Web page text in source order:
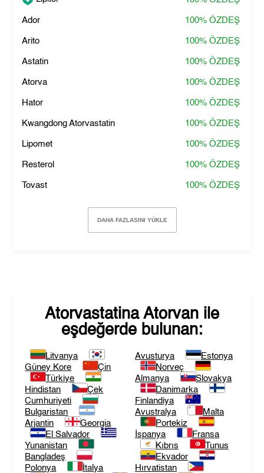
Ador 100% ÖZDEŞ
Arito 100% ÖZDEŞ
Astatin 100% ÖZDEŞ
Atorva 100% ÖZDEŞ
Hator 100% ÖZDEŞ
Kwangdong Atorvastatin 100% ÖZDEŞ
Lipomet 100% ÖZDEŞ
Resterol 100% ÖZDEŞ
Tovast 100% ÖZDEŞ
DAHA FAZLASINI YÜKLE
Atorvastatina Atorvan ile
eşdeğerde bulunan:
Litvanya
Güney Kore
Çin
Türkiye
Hindistan
Çek
Cumhuriyeti
Bulgaristan
Arjantin
Georgia
El Salvador
Yunanistan
Bangladeş
Polonya
İtalya
Avusturya
Estonya
Norveç
Almanya
Slovakya
Danimarka
Finlandiya
Avustralya
Malta
Portekiz
İspanya
Fransa
Kıbrıs
Tunus
Ekvador
Hırvatistan